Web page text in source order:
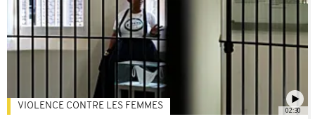
02:30
VIOLENCE CONTRE LES FEMMES